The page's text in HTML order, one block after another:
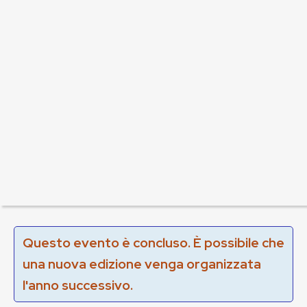
Questo evento è concluso. È possibile che
una nuova edizione venga organizzata
l'anno successivo.